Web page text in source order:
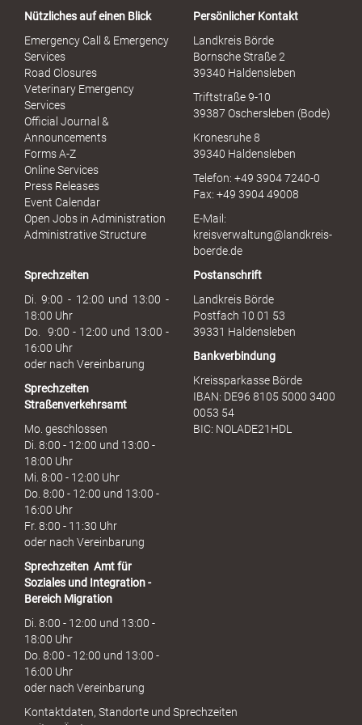
S
s
u
h
Nützliches auf einen Blick
Emergency Call & Emergency
Services
Road Closures
Veterinary Emergency
Services
Official Journal &
Announcements
Forms A-Z
Online Services
Press Releases
Event Calendar
Open Jobs in Administration
Administrative Structure
Persönlicher Kontakt
Landkreis Börde
Bornsche Straße 2
39340 Haldensleben
Triftstraße 9-10
39387 Oschersleben (Bode)
Kronesruhe 8
39340 Haldensleben
Telefon: +49 3904 7240-0
Fax: +49 3904 49008
E-Mail:
kreisverwaltung@landkreis-
boerde.de
Sprechzeiten
Di. 9:00 - 12:00 und 13:00 -
18:00 Uhr
Do. 9:00 - 12:00 und 13:00 -
16:00 Uhr
oder nach Vereinbarung
Sprechzeiten
Straßenverkehrsamt
Mo. geschlossen
Di. 8:00 - 12:00 und 13:00 -
18:00 Uhr
Mi. 8:00 - 12:00 Uhr
Do. 8:00 - 12:00 und 13:00 -
16:00 Uhr
Fr. 8:00 - 11:30 Uhr
oder nach Vereinbarung
Sprechzeiten Amt für
Soziales und Integration -
Bereich Migration
Di. 8:00 - 12:00 und 13:00 -
18:00 Uhr
Do. 8:00 - 12:00 und 13:00 -
16:00 Uhr
oder nach Vereinbarung
Postanschrift
Landkreis Börde
Postfach 10 01 53
39331 Haldensleben
Bankverbindung
Kreissparkasse Börde
IBAN: DE96 8105 5000 3400
0053 54
BIC: NOLADE21HDL
Kontaktdaten, Standorte und Sprechzeiten